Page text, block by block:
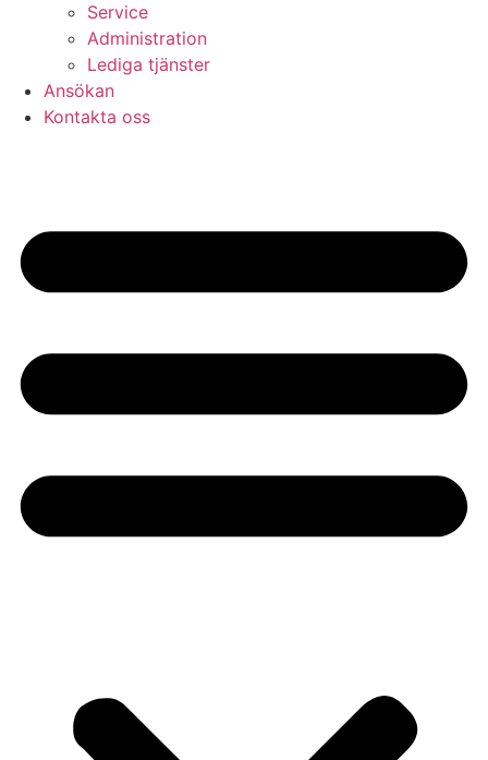
Service
Administration
Lediga tjänster
Ansökan
Kontakta oss